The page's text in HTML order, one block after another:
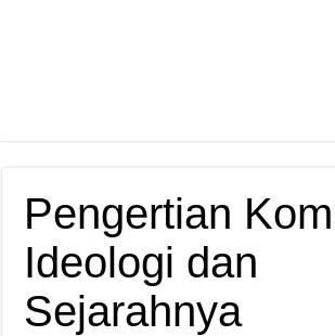
Pengertian
Ideologi dan
Sejarahnya